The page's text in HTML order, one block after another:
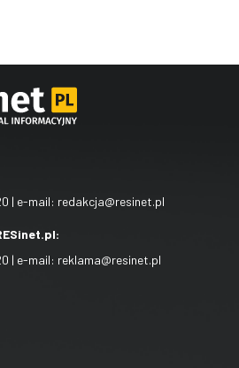
| e-mail: redakcja@resinet.pl
| e-mail: reklama@resinet.pl